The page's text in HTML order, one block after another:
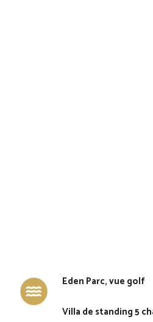
Eden Parc, vue golf
Villa de standing 5